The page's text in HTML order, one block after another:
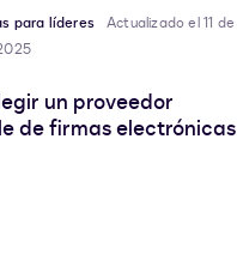
para líderes
Actualizado el 11 de
un proveedor
de firmas electrónicas